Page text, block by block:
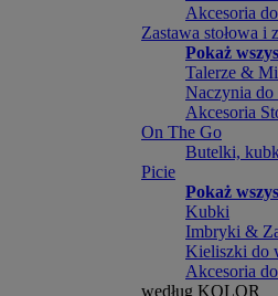
Akcesoria
Zastawa stołowa i
Pokaż
Talerze &
Naczynia do
Akcesoria
On The Go
Butelki,
Picie
Pokaż
Kubki
Imbryki &
Kieliszki do
Akcesoria
według KOLOR